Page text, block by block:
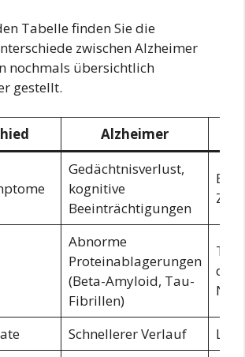
Tabelle finden Sie die
zwischen Alzheimer
nochmals übersichtlich
gestellt.
Alzheimer
Gedächtnisverlust,
kognitive
Beeinträchtigungen
Abnorme
Proteinablagerungen
(Beta-Amyloid, Tau-
Fibrillen)
Tod
Schnellerer Verlauf